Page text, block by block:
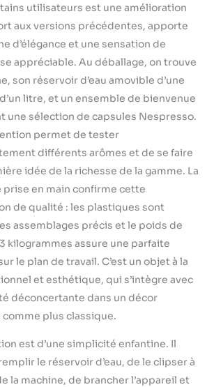
capsules en
aluminium collectées
par Nespresso sont
recyclées Capsule
faite avec au moins
80% d'aluminium
utilisateurs est une amélioration
aux versions précédentes, apporte
d’élégance et une sensation de
appréciable. Au déballage, on trouve
son réservoir d’eau amovible d’une
litre, et un ensemble de bienvenue
une sélection de capsules Nespresso.
permet de tester
différents arômes et de se faire
idée de la richesse de la gamme. La
prise en main confirme cette
de qualité : les plastiques sont
assemblages précis et le poids de
kilogrammes assure une parfaite
le plan de travail. C’est un objet à la
et esthétique, qui s’intègre avec
déconcertante dans un décor
plus classique.
est d’une simplicité enfantine. Il
le réservoir d’eau, de le clipser à
la machine, de brancher l’appareil et